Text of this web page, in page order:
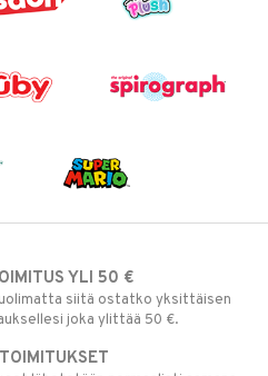
YLI 50 €
siitä ostatko yksittäisen
joka ylittää 50 €.